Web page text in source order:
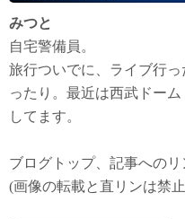
みつと
自宅警備員。
旅行ついでに、ライブ行
ったり。最近は西武ドー
してます。
ブログトップ、記事へのリ
(画像の転載と直リンは禁